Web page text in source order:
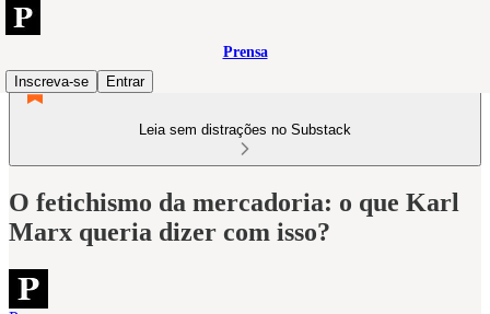
Prensa
Inscreva-se
Entrar
Leia sem distrações no Substack
O fetichismo da mercadoria: o que Karl
Marx queria dizer com isso?